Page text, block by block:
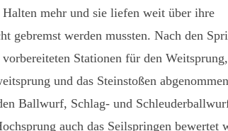
mehr und sie liefen weit über ihre
gebremst werden mussten. Nach den
Stationen für den
und das Steinstoßen abgenommen
Ballwurf, Schlag- und
auch das Seilspringen bewertet